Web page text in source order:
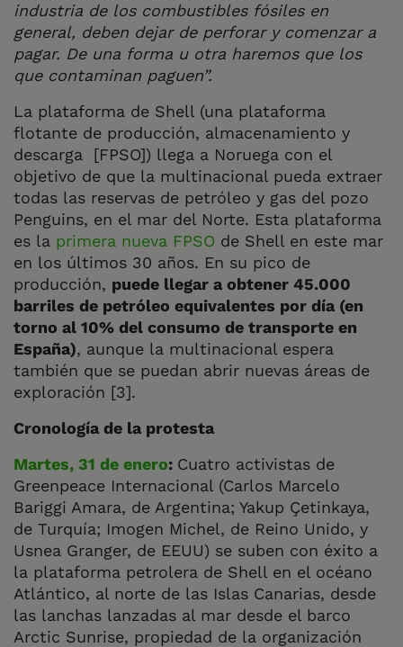
industria de los combustibles fósiles en
general, deben dejar de perforar y comenzar a
pagar. De una forma u otra haremos que los
que contaminan paguen”.
La plataforma de Shell (una plataforma
flotante de producción, almacenamiento y
descarga [FPSO]) llega a Noruega con el
objetivo de que la multinacional pueda extraer
todas las reservas de petróleo y gas del pozo
Penguins, en el mar del Norte. Esta plataforma
es la primera nueva FPSO de Shell en este mar
en los últimos 30 años. En su pico de
producción, puede llegar a obtener 45.000
barriles de petróleo equivalentes por día (en
torno al 10% del consumo de transporte en
España), aunque la multinacional espera
también que se puedan abrir nuevas áreas de
exploración [3].
Cronología de la protesta
Martes, 31 de enero: Cuatro activistas de
Greenpeace Internacional (Carlos Marcelo
Bariggi Amara, de Argentina; Yakup Çetinkaya,
de Turquía; Imogen Michel, de Reino Unido, y
Usnea Granger, de EEUU) se suben con éxito a
la plataforma petrolera de Shell en el océano
Atlántico, al norte de las Islas Canarias, desde
las lanchas lanzadas al mar desde el barco
Arctic Sunrise, propiedad de la organización